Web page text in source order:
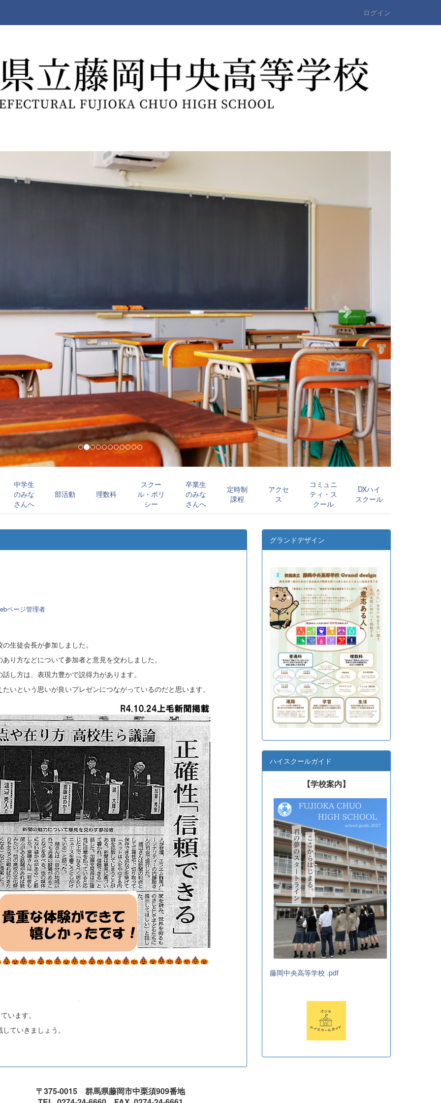
ログイン
中学生
のみな
さんへ
部活動 理数科
スクー
ル・ポリ
シー
卒業生
のみな
さんへ
定時制
課程
アクセ
ス
コミュニ
ティ・ス
クール
DXハイ
スクール
ページ管理者
生徒会長が参加しました。
り方などについて参加者と意見を交わしました。
し方は、表現力豊かで説得力があります。
いという思いが良いプレゼンにつながっているのだと思います。
います。
ていきましょう。
グランドデザイン
ハイスクールガイド
【学校案内】
藤岡中央高等学校 .pdf
〒375-0015 群馬県藤岡市中栗須909番地